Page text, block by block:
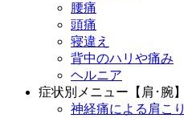
腰痛
頭痛
寝違え
背中のハリや痛み
ヘルニア
症状別メニュー【肩･腕】
神経痛による肩こり